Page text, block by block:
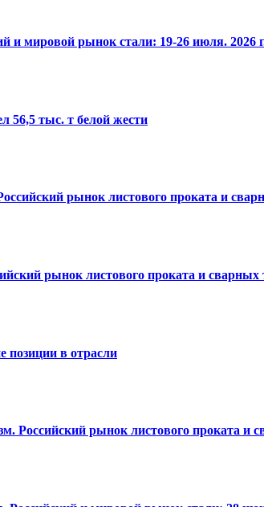
и мировой рынок стали: 19-26 июля. 2026
56,5 тыс. т белой жести
рынок листового проката и
рынок листового проката и
в отрасли
Российский рынок листового проката и